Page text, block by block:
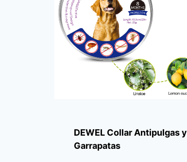
DEWEL Collar Antipulgas y
Garrapatas